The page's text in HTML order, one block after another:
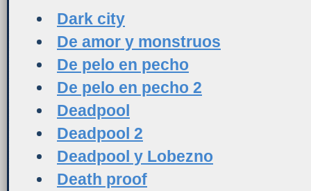
Dark city
De amor y monstruos
De pelo en pecho
De pelo en pecho 2
Deadpool
Deadpool 2
Deadpool y Lobezno
Death proof